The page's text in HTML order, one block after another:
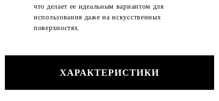
что делает ее идеальным вариантом для
использования даже на искусственных
поверхностях.
ХАРАКТЕРИСТИКИ